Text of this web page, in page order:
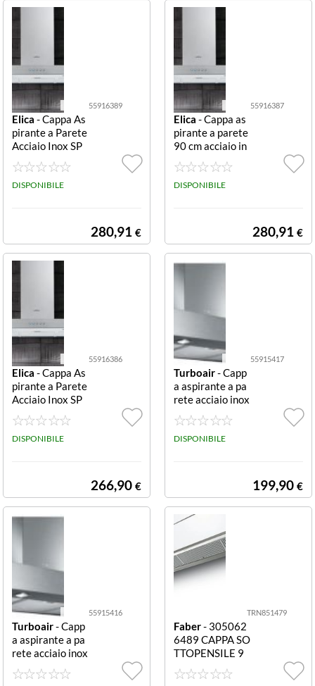
55916389
Elica - Cappa As
pirante a Parete
Acciaio Inox SP
OT H6 NG IX/A/
90 55916389
DISPONIBILE
280,91 €
55916387
Elica - Cappa as
pirante a parete
90 cm acciaio in
ox SPOT H10 N
G IX/A/90 5591
6387
DISPONIBILE
280,91 €
55916386
Elica - Cappa As
pirante a Parete
Acciaio Inox SP
OT H10 NG IX/
A/60 5591638
6
DISPONIBILE
266,90 €
55915417
Turboair- Capp
a aspirante a pa
rete acciaio inox
TUR SOFIA H6 I
X/A/90 559154
17
DISPONIBILE
199,90 €
55915416
Turboair- Capp
a aspirante a pa
rete acciaio inox
TUR SOFIA H6 I
X/A/60 559154
TRN851479
Faber- 305062
6489 CAPPA SO
TTOPENSILE 9
0CM IN-NOVA
ZERO DRIP A9